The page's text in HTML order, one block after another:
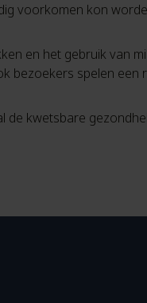
voorkomen kon
en het gebruik van
bezoekers spelen een
kwetsbare